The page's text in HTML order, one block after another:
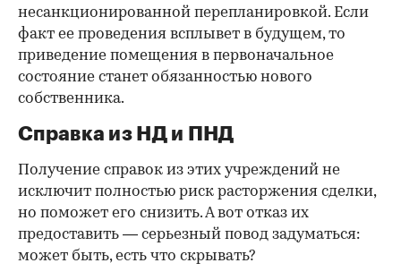
несанкционированной перепланировкой. Если
факт ее проведения всплывет в будущем, то
приведение помещения в первоначальное
состояние станет обязанностью нового
собственника.
Справка из НД и ПНД
Получение справок из этих учреждений не
исключит полностью риск расторжения сделки,
но поможет его снизить. А вот отказ их
предоставить — серьезный повод задуматься:
может быть, есть что скрывать?